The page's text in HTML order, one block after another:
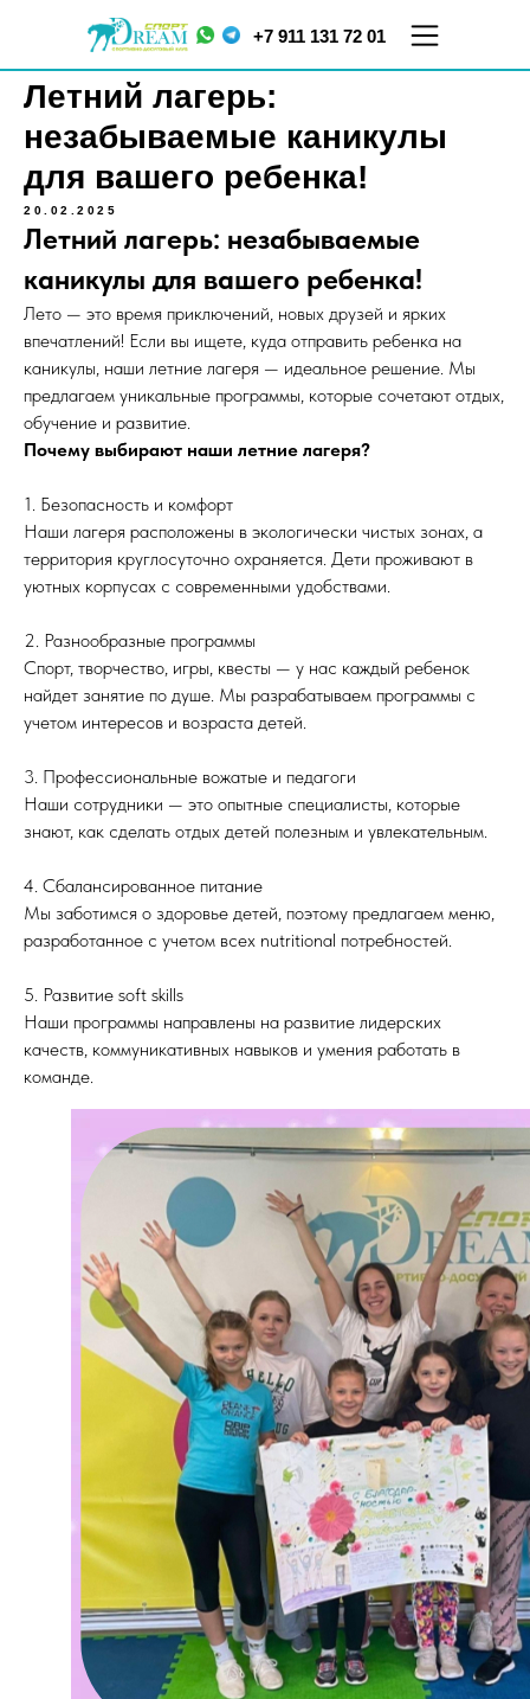
ул. Меркурьева, д. 7
ТЦ "Парнас", 5 этаж
ул.
Кораблестроителей,
д.16, корп.2
+7 911 131 72 01
Летний лагерь:
незабываемые каникулы
для вашего ребенка!
20.02.2025
Летний лагерь: незабываемые
каникулы для вашего ребенка!
Лето — это время приключений, новых друзей и ярких
впечатлений! Если вы ищете, куда отправить ребенка на
каникулы, наши летние лагеря — идеальное решение. Мы
предлагаем уникальные программы, которые сочетают отдых,
обучение и развитие.
Почему выбирают наши летние лагеря?
1. Безопасность и комфорт
Наши лагеря расположены в экологически чистых зонах, а
территория круглосуточно охраняется. Дети проживают в
уютных корпусах с современными удобствами.
2. Разнообразные программы
Спорт, творчество, игры, квесты — у нас каждый ребенок
найдет занятие по душе. Мы разрабатываем программы с
учетом интересов и возраста детей.
3. Профессиональные вожатые и педагоги
Наши сотрудники — это опытные специалисты, которые
знают, как сделать отдых детей полезным и увлекательным.
4. Сбалансированное питание
Мы заботимся о здоровье детей, поэтому предлагаем меню,
разработанное с учетом всех nutritional потребностей.
5. Развитие soft skills
Наши программы направлены на развитие лидерских
качеств, коммуникативных навыков и умения работать в
команде.